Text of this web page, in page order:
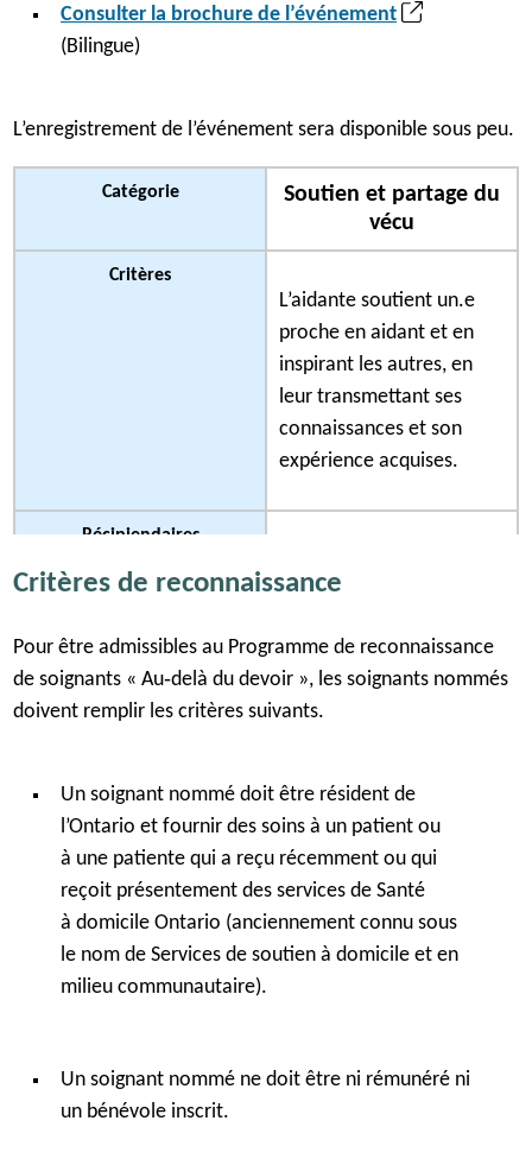
Consulter la brochure de l’événement(
u
v
r
a
n
s
u
n
n
o
n
e
(Bilingue)
L’enregistrement de l’événement sera disponible sous peu.
Catégorie
Soutien et partage du
vécu
Critères
L’aidante soutient un.e
proche en aidant et en
inspirant les autres, en
leur transmettant ses
connaissances et son
expérience acquises.
Récipiendaires
Lisez l'histoire de Alicia
Catégorie
Soutien et
encouragement
positifs à la qualité de vie
de leur proche par leur
Isabel de Sousa, Maple
Critères de reconnaissance
Pour être admissibles au Programme de reconnaissance
de soignants « Au‑delà du devoir », les soignants nommés
doivent remplir les critères suivants.
Un soignant nommé doit être résident de
l’Ontario et fournir des soins à un patient ou
à une patiente qui a reçu récemment ou qui
reçoit présentement des services de Santé
à domicile Ontario (anciennement connu sous
le nom de Services de soutien à domicile et en
milieu communautaire).
Un soignant nommé ne doit être ni rémunéré ni
un bénévole inscrit.